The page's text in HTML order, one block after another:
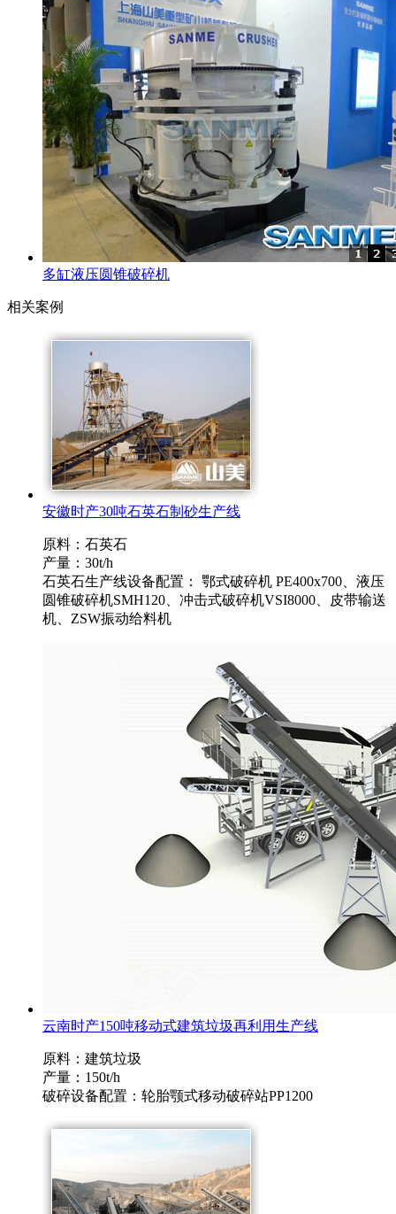
多缸液压圆锥破碎机
相关案例
安徽时产30吨石英石制砂生产线
原料：石英石
产量：30t/h
石英石生产线设备配置： 鄂式破碎机 PE400x700、液压
圆锥破碎机SMH120、冲击式破碎机VSI8000、皮带输送
机、ZSW振动给料机
云南时产150吨移动式建筑垃圾再利用生产线
原料：建筑垃圾
产量：150t/h
破碎设备配置：轮胎颚式移动破碎站PP1200